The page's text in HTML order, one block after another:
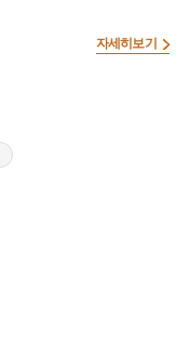
자세히보기